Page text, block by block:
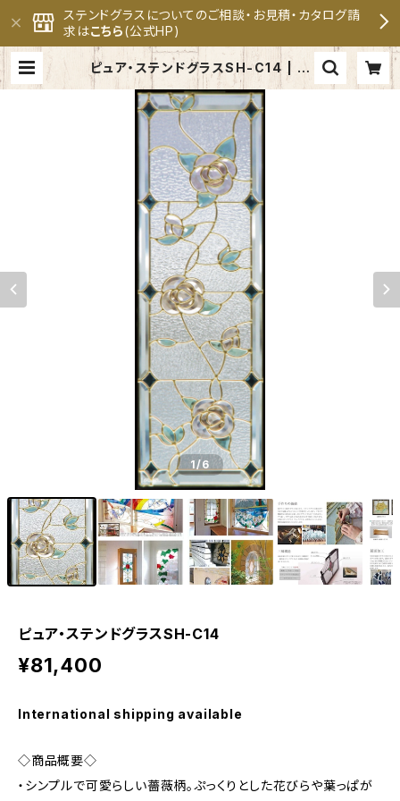
ステンドグラスについてのご相談・お見積・カタログ請
求はこちら(公式HP)
ピュア・ステンドグラスSH-C14 | セ
ブンホーム ステンドグラス専門メー
カー 公式オンラインショップ
1/6
ピュア・ステンドグラスSH-C14
¥81,400
International shipping available
◇商品概要◇
・シンプルで可愛らしい薔薇柄。ぷっくりとした花びらや葉っぱが